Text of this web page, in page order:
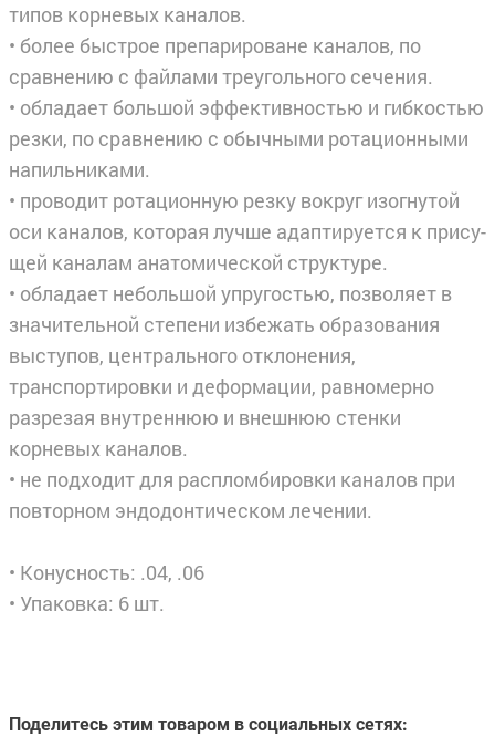
типов корневых каналов.
• более быстрое препарироване каналов, по
сравнению с файлами треугольного сечения.
• обладает большой эффективностью и гибкостью
резки, по сравнению с обычными ротационными
напильниками.
• проводит ротационную резку вокруг изогнутой
оси каналов, которая лучше адаптируется к прису­
щей каналам анатомической структуре.
• обладает небольшой упругостью, позволяет в
значительной степени избежать образования
высту­пов, центрального отклонения,
транспортировки и деформации, равномерно
разрезая внутреннюю и внешнюю стенки
корневых каналов.
• не подходит для распломбировки каналов при
повторном эндодонтическом лечении.
• Конусность: .04, .06
• Упаковка: 6 шт.
Поделитесь этим товаром в социальных сетях: